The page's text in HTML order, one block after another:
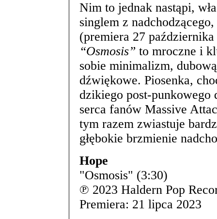
Nim to jednak nastąpi,
singlem z
(premiera 27
“Osmosis” to mroczne i
sobie minimalizm,
dźwiękowe. Piosenka,
dzikiego post-punkowego
serca fanów Massive
tym razem zwiastuje
głębokie brzmienie
Hope
"Osmosis" (3:30)
℗ 2023 Haldern Pop
Premiera: 21 lipca 2023